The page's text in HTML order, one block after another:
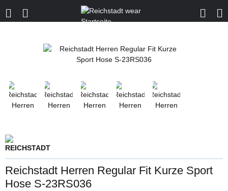
Reichstadt Herren Regular Fit Kurze Sport
Hose S-23RS036